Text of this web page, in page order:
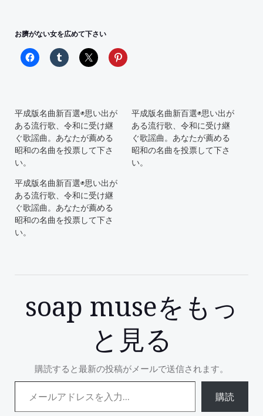
お臍がない女を広めて下さい
平成版名曲新百選◉思い出が
ある流行歌、令和に受け継
ぐ歌謡曲。あなたが薦める
昭和の名曲を投票して下さ
い。
平成版名曲新百選◉思い出が
ある流行歌、令和に受け継
ぐ歌謡曲。あなたが薦める
昭和の名曲を投票して下さ
い。
平成版名曲新百選◉思い出が
ある流行歌、令和に受け継
ぐ歌謡曲。あなたが薦める
昭和の名曲を投票して下さ
い。
soap museをもっ
と見る
購読すると最新の投稿がメールで送信されます。
メールアドレスを入力...
購読